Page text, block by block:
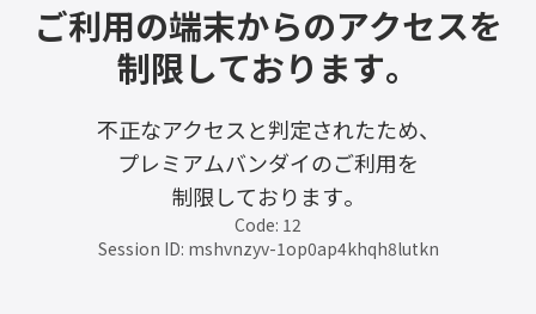
ご利用の端末からのアクセスを
制限しております。
不正なアクセスと判定されたため、
プレミアムバンダイのご利用を
制限しております。
Code: 12
Session ID: mshvnzyv-1op0ap4khqh8lutkn